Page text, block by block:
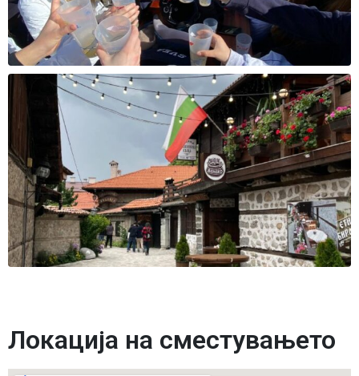
Локација на сместувањето